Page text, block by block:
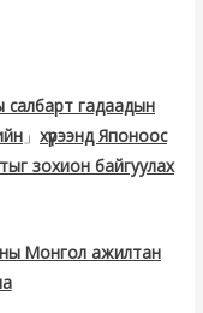
салбарт гадаадын
」 хүрээнд Японоос
зохион байгуулах
Монгол ажилтан